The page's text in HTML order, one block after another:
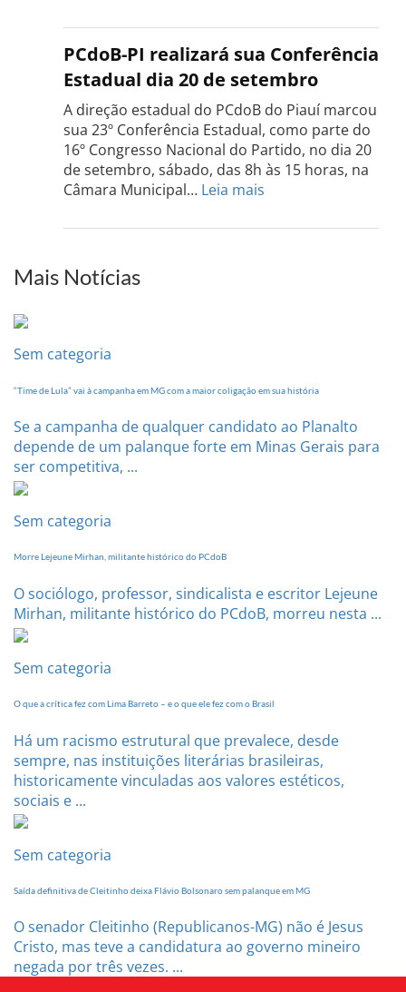
do
PCdoB
Rio
do
Sul
dia
PCdoB-PI realizará sua Conferência
Estadual dia 20 de setembro
A direção estadual do PCdoB do Piauí marcou
sua 23º Conferência Estadual, como parte do
16º Congresso Nacional do Partido, no dia 20
de setembro, sábado, das 8h às 15 horas, na
Câmara Municipal… Leia mais
PI
setembro
Mais Notícias
Sem categoria
“Time de Lula” vai à campanha em MG com a maior coligação em sua história
Se a campanha de qualquer candidato ao Planalto
depende de um palanque forte em Minas Gerais para
ser competitiva, ...
Sem categoria
Morre Lejeune Mirhan, militante histórico do PCdoB
O sociólogo, professor, sindicalista e escritor Lejeune
Mirhan, militante histórico do PCdoB, morreu nesta ...
Sem categoria
O que a crítica fez com Lima Barreto – e o que ele fez com o Brasil
Há um racismo estrutural que prevalece, desde
sempre, nas instituições literárias brasileiras,
historicamente vinculadas aos valores estéticos,
sociais e ...
Sem categoria
Saída definitiva de Cleitinho deixa Flávio Bolsonaro sem palanque em MG
O senador Cleitinho (Republicanos-MG) não é Jesus
Cristo, mas teve a candidatura ao governo mineiro
negada por três vezes. ...